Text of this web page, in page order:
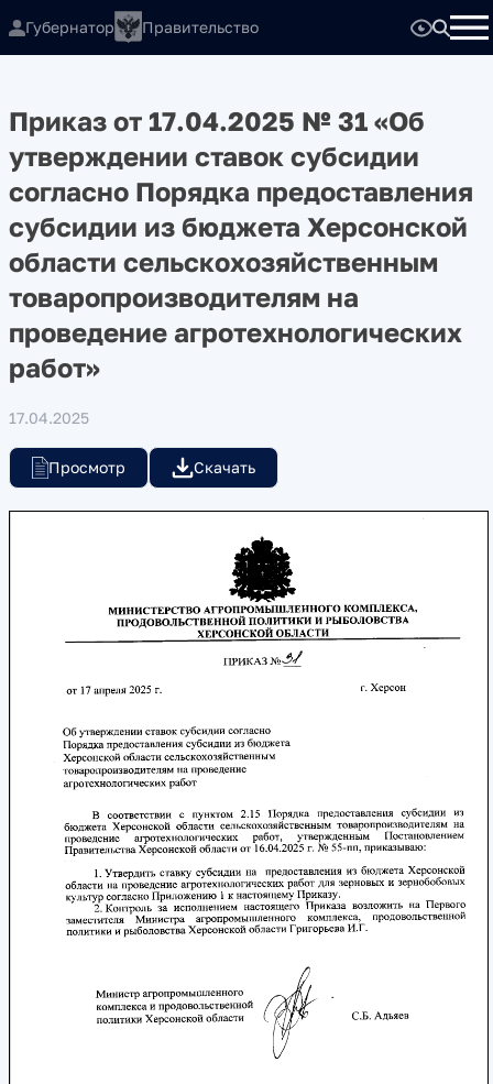
Губернатор Правительство
Приказ от 17.04.2025 № 31 «Об
утверждении ставок субсидии
согласно Порядка предоставления
субсидии из бюджета Херсонской
области сельскохозяйственным
товаропроизводителям на
проведение агротехнологических
работ»
17.04.2025
Просмотр Скачать